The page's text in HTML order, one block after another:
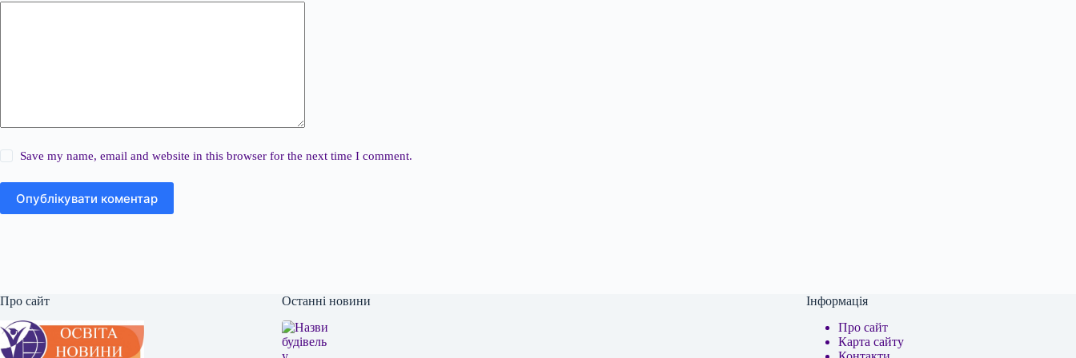
Save my name, email and website in this browser for the next time I comment.
Опублікувати коментар
Про сайт Останні новини
Інформація
Про сайт
Карта сайту